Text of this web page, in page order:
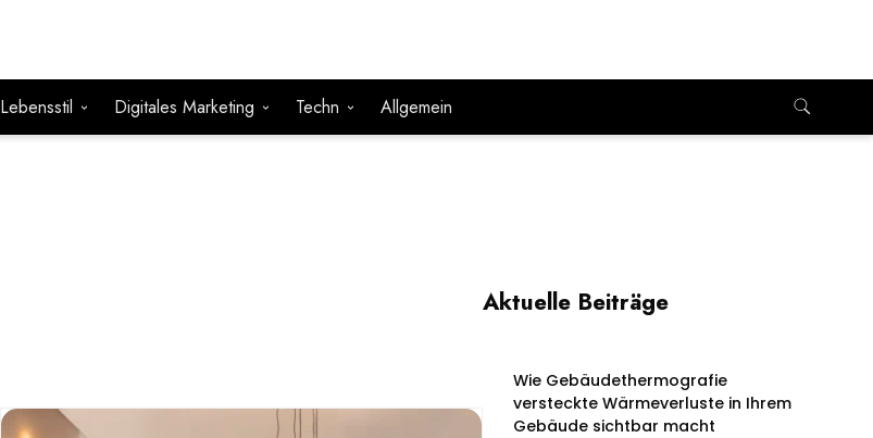
Lebensstil Digitales Marketing Techn Allgemein
Aktuelle Beiträge
Wie Gebäudethermografie
versteckte Wärmeverluste in Ihrem
Gebäude sichtbar macht